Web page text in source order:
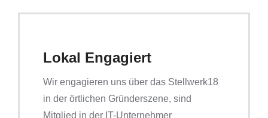
Lokal Engagiert
Wir engagieren uns über das Stellwerk18
in der örtlichen Gründerszene, sind
Mitglied in der IT-Unternehmer